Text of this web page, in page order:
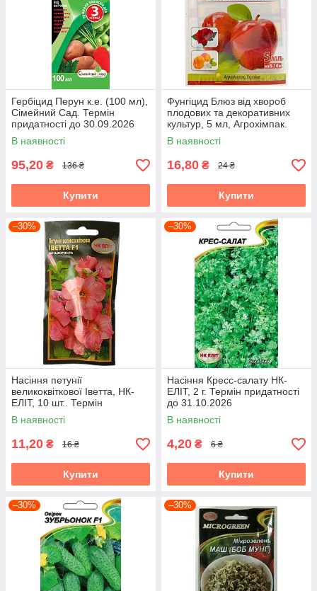
Гербіцид Перун к.е. (100 мл),
Сімейний Сад. Термін
придатності до 30.09.2026
В наявності
95,20 ₴ 136 ₴
Купити
Фунгіцид Блюз від хвороб
плодових та декоративних
культур, 5 мл, Агрохімпак.
Термін придатності до
04.08.2026
В наявності
16,80 ₴ 24 ₴
Купити
–30%
Насіння петунії
великоквіткової Іветта, НК-
ЕЛІТ, 10 шт.. Термін
придатності до 31.10.2026
В наявності
11,20 ₴ 16 ₴
Купити
–30%
Насіння Кресс-салату НК-
ЕЛІТ, 2 г. Термін придатності
до 31.10.2026
В наявності
4,20 ₴ 6 ₴
Купити
–30% –30%